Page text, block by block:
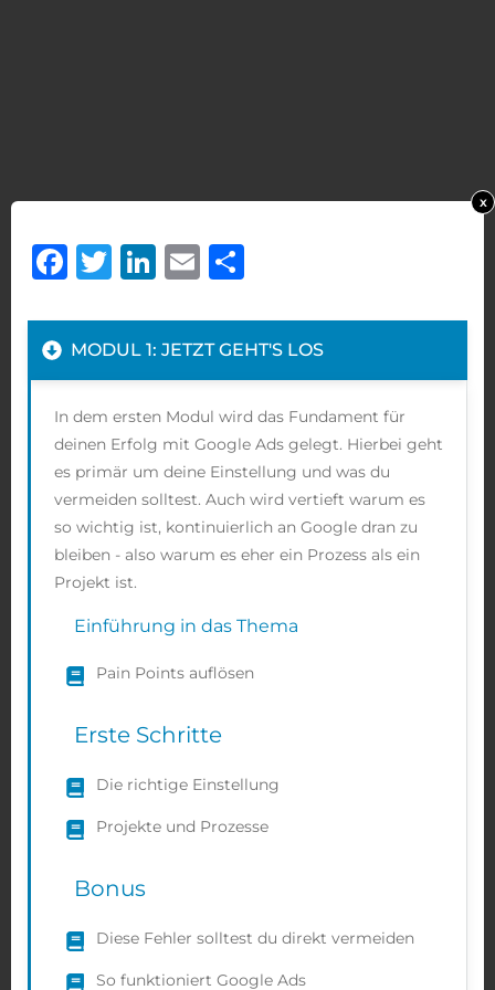
Facebook
Twitter
LinkedIn
Email
MODUL 1: JETZT GEHT'S LOS
In dem ersten Modul wird das Fundament für
deinen Erfolg mit Google Ads gelegt. Hierbei geht
es primär um deine Einstellung und was du
vermeiden solltest. Auch wird vertieft warum es
so wichtig ist, kontinuierlich an Google dran zu
bleiben - also warum es eher ein Prozess als ein
Projekt ist.
Einführung in das Thema
Pain Points auflösen
Erste Schritte
Die richtige Einstellung
Projekte und Prozesse
Bonus
Diese Fehler solltest du direkt vermeiden
So funktioniert Google Ads
x